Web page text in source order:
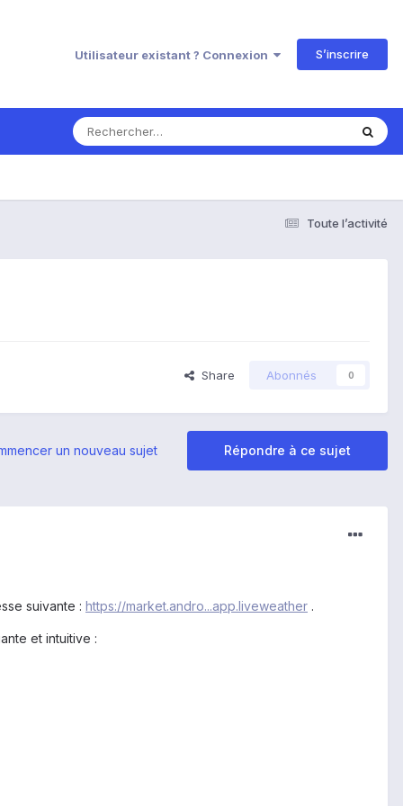
Utilisateur existant ? Connexion S’inscrire
Toute l’activité
Share Abonnés 0
Répondre à ce sujet
un nouveau sujet
suivante : https://market.andro...app.liveweather .
et intuitive :